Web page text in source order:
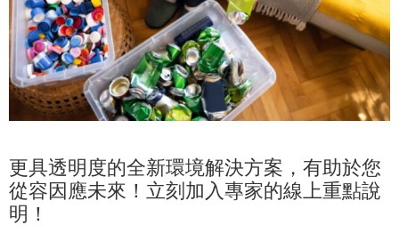
更具透明度的全新環境解決方案，有助於您
從容因應未來！立刻加入專家的線上重點說
明 ！